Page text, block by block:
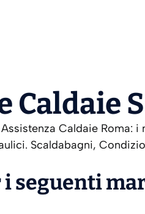
Caldaie
Caldaie
Scaldabagni,
i seguenti